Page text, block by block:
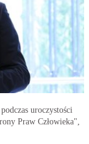
uroczystości
Praw Człowieka",